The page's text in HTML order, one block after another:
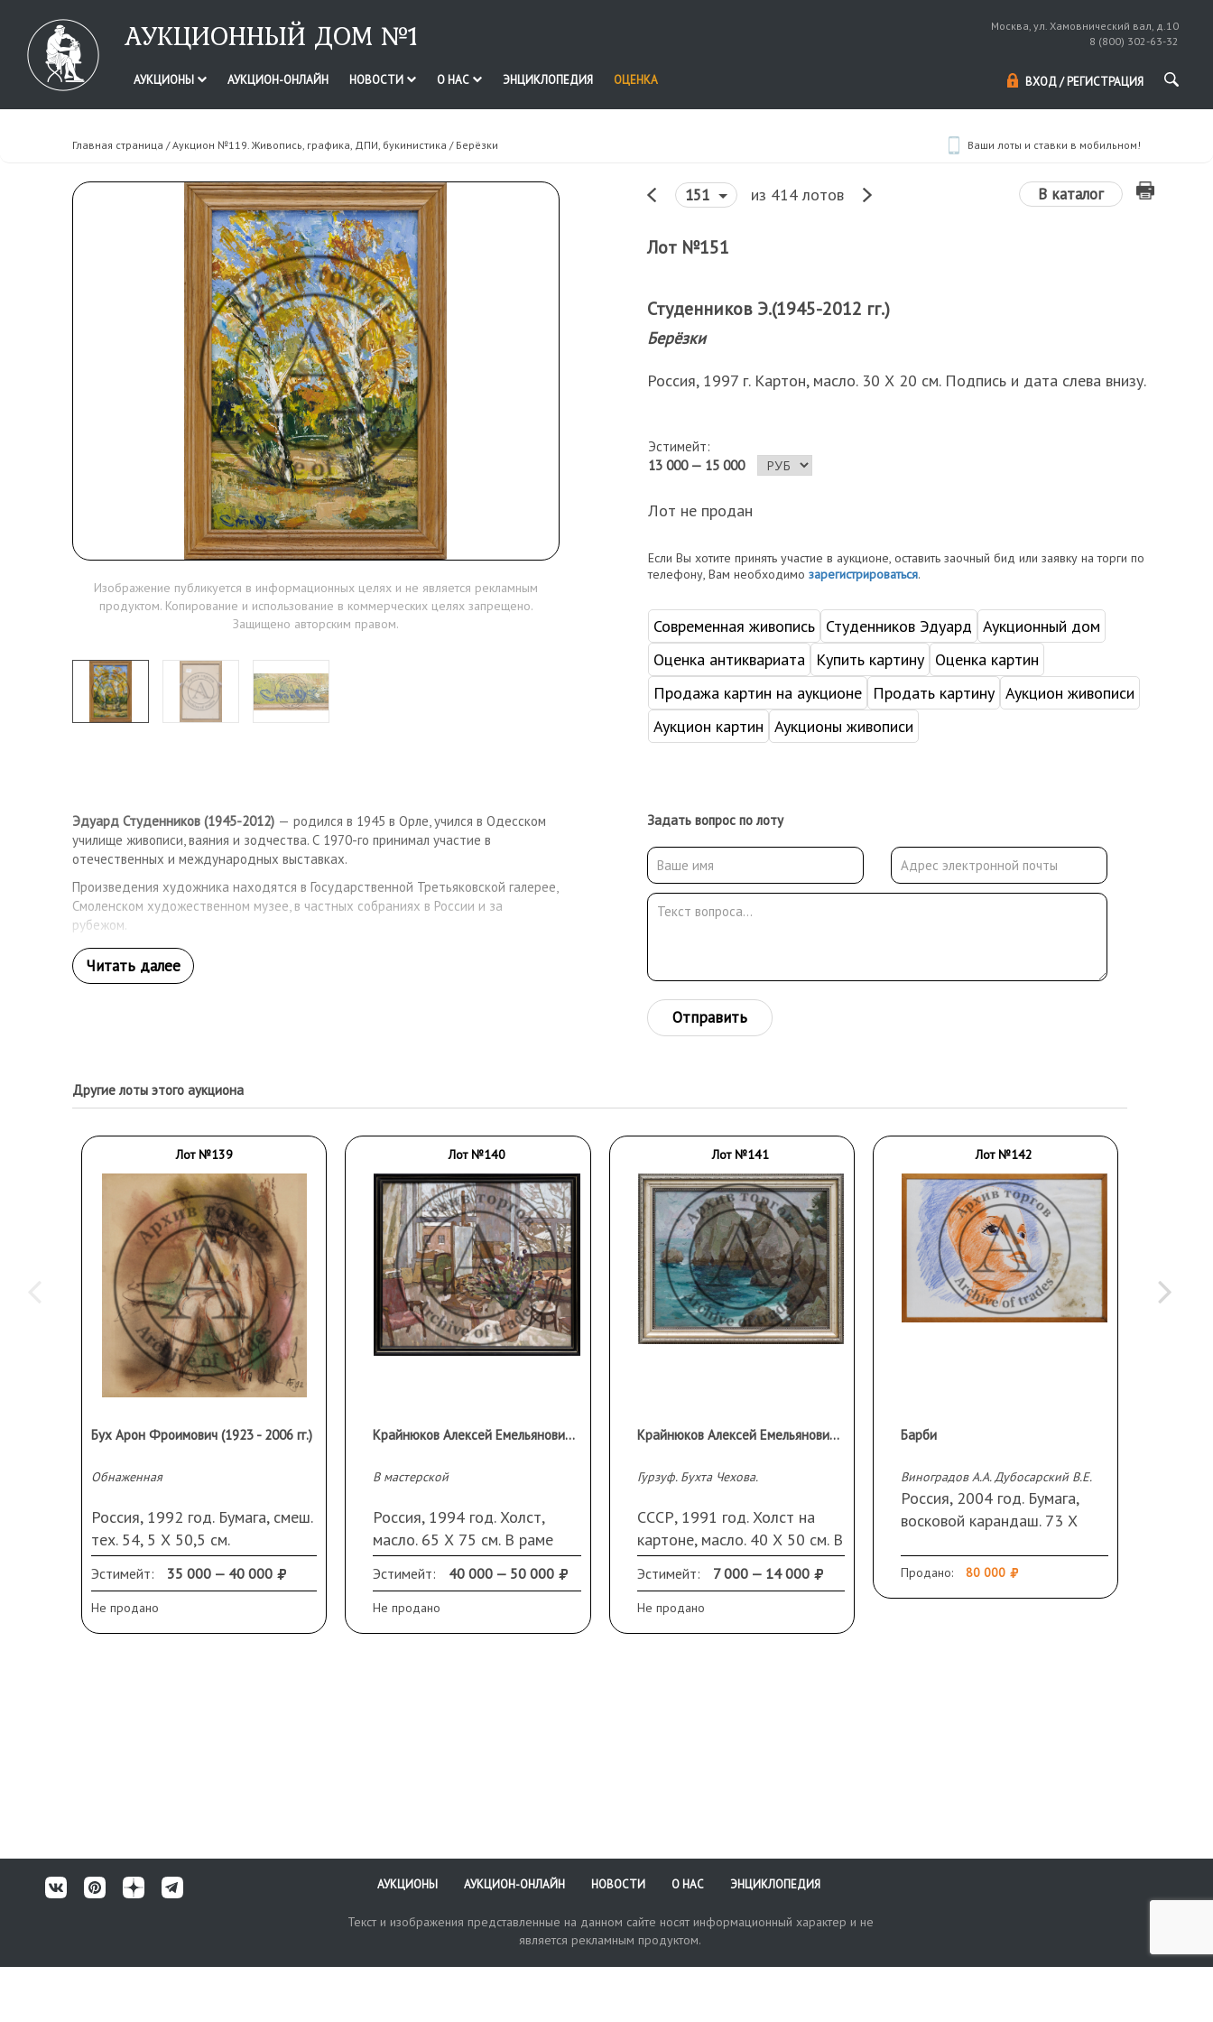
АУКЦИОННЫЙ ДОМ №1
Москва, ул. Хамовнический вал, д.10
8 (800) 302-63-32
АУКЦИОНЫ АУКЦИОН-ОНЛАЙН НОВОСТИ О НАС ЭНЦИКЛОПЕДИЯ ОЦЕНКА ВХОД / РЕГИСТРАЦИЯ
Главная страница /Аукцион №119. Живопись, графика, ДПИ, букинистика / Берёзки Ваши лоты и ставки в мобильном!
Изображение публикуется в информационных целях и не является рекламным
продуктом. Копирование и использование в коммерческих целях запрещено.
Защищено авторским правом.
151 из 414 лотов В каталог
Лот №151
Студенников Э.(1945-2012 гг.)
Берёзки
Россия, 1997 г. Картон, масло. 30 Х 20 см. Подпись и дата слева внизу.
Эстимейт:
13 000 — 15 000
Лот не продан
Если Вы хотите принять участие в аукционе, оставить заочный бид или заявку на торги по
телефону, Вам необходимо зарегистрироваться.
Современная живопись Студенников Эдуард Аукционный дом
Оценка антиквариата
Купить картину Оценка картин
Продажа картин на аукционе
Продать картину Аукцион живописи
Аукцион картин Аукционы живописи
Эдуард Студенников (1945-2012) — родился в 1945 в Орле, учился в Одесском
училище живописи, ваяния и зодчества. С 1970-го принимал участие в
отечественных и международных выставках.
Произведения художника находятся в Государственной Третьяковской галерее,
Смоленском художественном музее, в частных собраниях в России и за
рубежом.
Задать вопрос по лоту
Отправить
Другие лоты этого аукциона
Лот №139
Бух Арон Фроимович (1923 - 2006 гг.)
Обнаженная
Россия, 1992 год. Бумага, смеш.
тех. 54, 5 Х 50,5 см.
Монограмма и дата справа
внизу
Эстимейт: 35 000 — 40 000
Не продано
Лот №140
Крайнюков Алексей Емельянович (1927 г.р.)
В мастерской
Россия, 1994 год. Холст,
масло. 65 Х 75 см. В раме
Эстимейт: 40 000 — 50 000
Не продано
Лот №141
Крайнюков Алексей Емельянович (1927 г.р.)
Гурзуф. Бухта Чехова.
СССР, 1991 год. Холст на
картоне, масло. 40 Х 50 см. В
раме
Эстимейт: 7 000 — 14 000
Не продано
Лот №142
Барби
Виноградов А.А. Дубосарский В.Е.
Россия, 2004 год. Бумага,
восковой карандаш. 73 Х
справа внизу. В раме, стекло.
Продано: 80 000
АУКЦИОНЫ АУКЦИОН-ОНЛАЙН НОВОСТИ О НАС ЭНЦИКЛОПЕДИЯ
Текст и изображения представленные на данном сайте носят информационный характер и не
является рекламным продуктом.